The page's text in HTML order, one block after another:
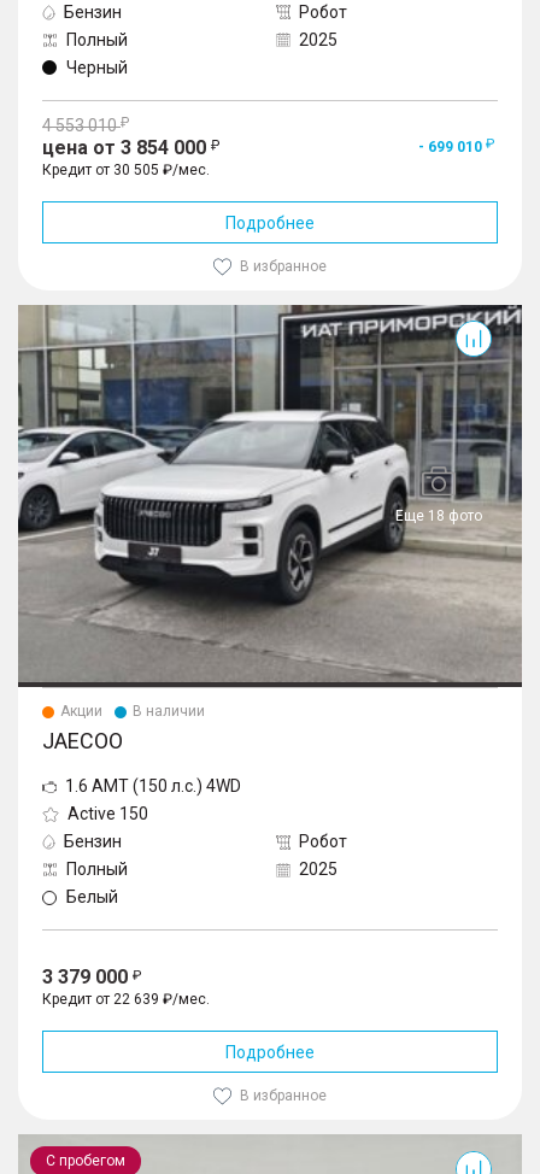
Бензин
Робот
Полный
2025
Черный
4 553 010
цена от 3 854 000
- 699 010
Кредит от 30 505 ₽/мес.
Подробнее
В избранное
Еще 18 фото
Акции В наличии
JAECOO
1.6 AMT (150 л.с.) 4WD
Active 150
Бензин
Робот
Полный
2025
Белый
3 379 000
Кредит от 22 639 ₽/мес.
Подробнее
В избранное
С пробегом